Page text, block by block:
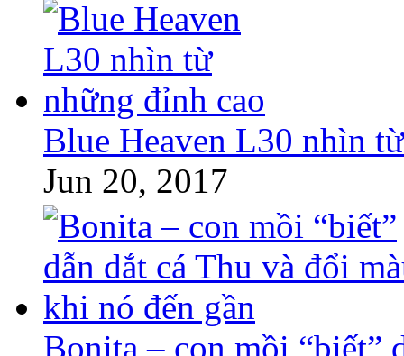
Blue Heaven L30 nhìn
Jun 20, 2017
Bonita – con mồi “biết”